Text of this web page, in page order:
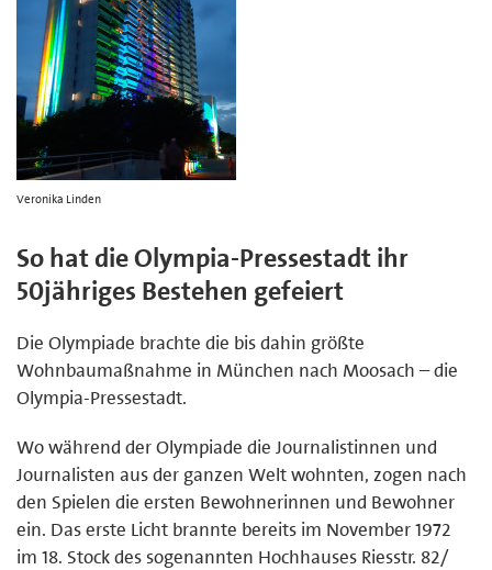
Veronika Linden
So hat die Olympia-Pressestadt ihr
50jähriges Bestehen gefeiert
Die Olympiade brachte die bis dahin größte
Wohnbaumaßnahme in München nach Moosach – die
Olympia-Pressestadt.
Wo während der Olympiade die Journalistinnen und
Journalisten aus der ganzen Welt wohnten, zogen nach
den Spielen die ersten Bewohnerinnen und Bewohner
ein. Das erste Licht brannte bereits im November 1972
im 18. Stock des sogenannten Hochhauses Riesstr. 82/